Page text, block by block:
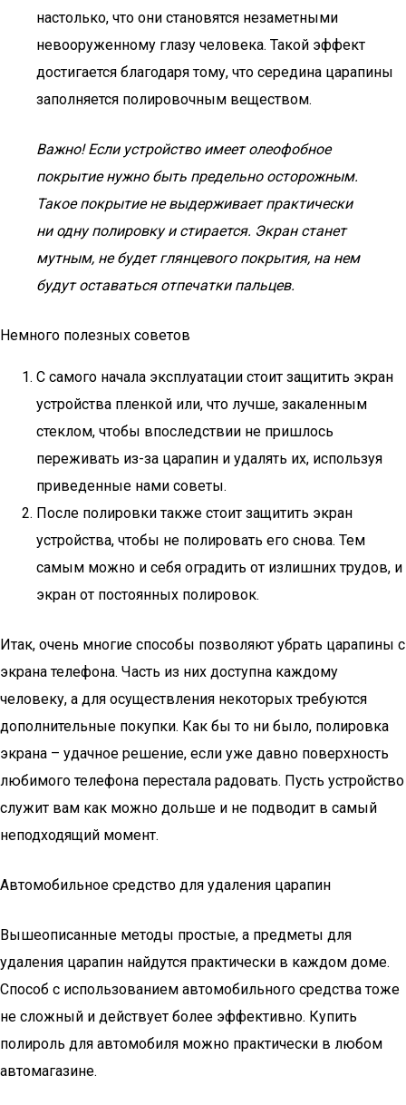
настолько, что они становятся незаметными
невооруженному глазу человека. Такой эффект
достигается благодаря тому, что середина царапины
заполняется полировочным веществом.
Важно! Если устройство имеет олеофобное
покрытие нужно быть предельно осторожным.
Такое покрытие не выдерживает практически
ни одну полировку и стирается. Экран станет
мутным, не будет глянцевого покрытия, на нем
будут оставаться отпечатки пальцев.
Немного полезных советов
С самого начала эксплуатации стоит защитить экран
устройства пленкой или, что лучше, закаленным
стеклом, чтобы впоследствии не пришлось
переживать из-за царапин и удалять их, используя
приведенные нами советы.
После полировки также стоит защитить экран
устройства, чтобы не полировать его снова. Тем
самым можно и себя оградить от излишних трудов, и
экран от постоянных полировок.
Итак, очень многие способы позволяют убрать царапины с
экрана телефона. Часть из них доступна каждому
человеку, а для осуществления некоторых требуются
дополнительные покупки. Как бы то ни было, полировка
экрана – удачное решение, если уже давно поверхность
любимого телефона перестала радовать. Пусть устройство
служит вам как можно дольше и не подводит в самый
неподходящий момент.
Автомобильное средство для удаления царапин
Вышеописанные методы простые, а предметы для
удаления царапин найдутся практически в каждом доме.
Способ с использованием автомобильного средства тоже
не сложный и действует более эффективно. Купить
полироль для автомобиля можно практически в любом
автомагазине.